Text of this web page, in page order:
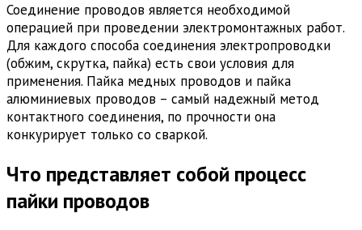
Соединение проводов является необходимой
операцией при проведении электромонтажных работ.
Для каждого способа соединения электропроводки
(обжим, скрутка, пайка) есть свои условия для
применения. Пайка медных проводов и пайка
алюминиевых проводов – самый надежный метод
контактного соединения, по прочности она
конкурирует только со сваркой.
Что представляет собой процесс
пайки проводов